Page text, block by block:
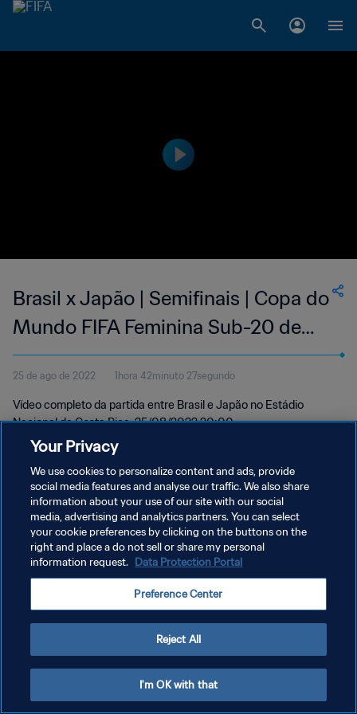
Brasil x Japão | Semifinais | Copa do
Mundo FIFA Feminina Sub-20 de
2022, na Costa Rica | Jogo
completo
25 de ago de 2022 1hora 42minuto 27segundo
Vídeo completo da partida entre Brasil e Japão no Estádio
Nacional da Costa Rica, 25/08/2022 20:00.
POLÍTICA DE PRIVACIDADE
TERMOS DE SERVIÇO
ADMINISTRAR AS PREFERÊNCIAS DE COOKIES
Your Privacy
We use cookies to personalize content and ads, provide
social media features and analyse our traffic. We also share
information about your use of our site with our social
media, advertising and analytics partners. You can select
your cookie preferences by clicking on the buttons on the
right and place a do not sell or share my personal
information request. Data Protection Portal
Preference Center
Reject All
I'm OK with that